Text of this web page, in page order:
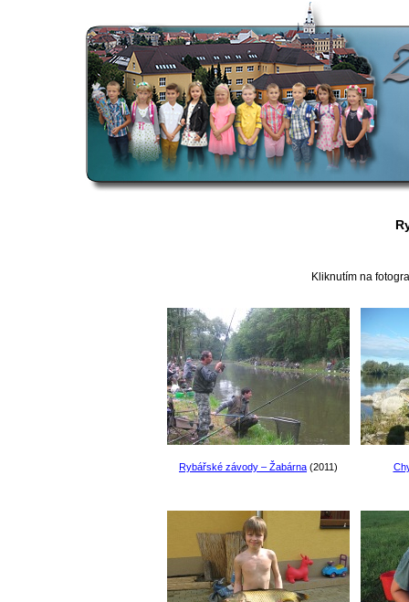
Kliknutím na
Rybářské závody – Žabárna (2011)